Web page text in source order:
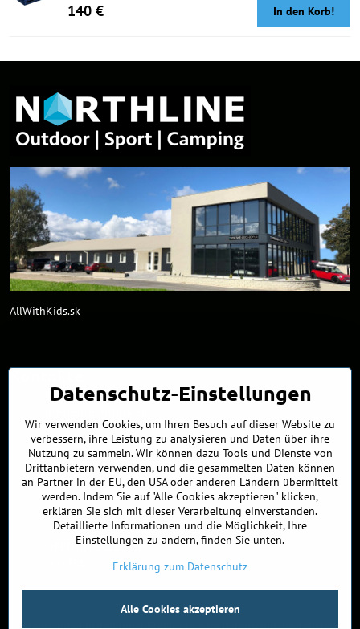
140 € In den Korb!
AllWithKids.sk
Kontakte
+421 902 255 255
Showroom
Nádražná 34/A
90027 Ivánka pri Dunaji
Slowakei
ÖFFNUNGSZEITEN
9:00 - 16:00
© 2026Urheberrecht
Datenschutz-EinstellungenErklärung zum DatenschutzBestellstatus
Datenschutz-Einstellungen
Wir verwenden Cookies, um Ihren Besuch auf dieser Website zu
verbessern, ihre Leistung zu analysieren und Daten über ihre
Nutzung zu sammeln. Wir können dazu Tools und Dienste von
Drittanbietern verwenden, und die gesammelten Daten können
an Partner in der EU, den USA oder anderen Ländern übermittelt
werden. Indem Sie auf "Alle Cookies akzeptieren" klicken,
erklären Sie sich mit dieser Verarbeitung einverstanden.
Detaillierte Informationen und die Möglichkeit, Ihre
Einstellungen zu ändern, finden Sie unten.
Erklärung zum Datenschutz
Alle Cookies akzeptieren